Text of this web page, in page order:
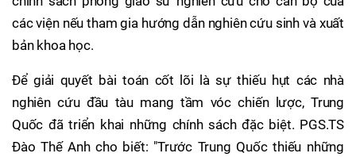
các viện nếu tham gia hướng dẫn nghiên cứu sinh và xuất
bản khoa học.
Để giải quyết bài toán cốt lõi là sự thiếu hụt các nhà
nghiên cứu đầu tàu mang tầm vóc chiến lược, Trung
Quốc đã triển khai những chính sách đặc biệt. PGS.TS
Đào Thế Anh cho biết: "Trước Trung Quốc thiếu những